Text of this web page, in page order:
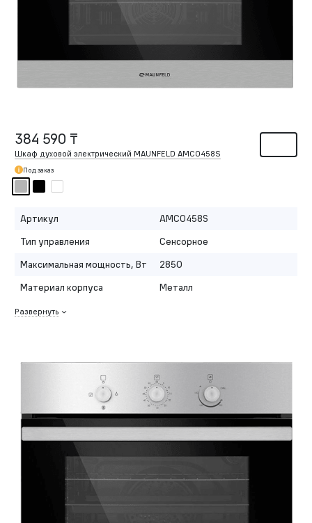
384 590 ₸
Шкаф духовой электрический MAUNFELD AMCO458S
Под заказ
Артикул
AMCO458S
Тип управления
Сенсорное
Максимальная мощность, Вт
2850
Материал корпуса
Металл
Развернуть